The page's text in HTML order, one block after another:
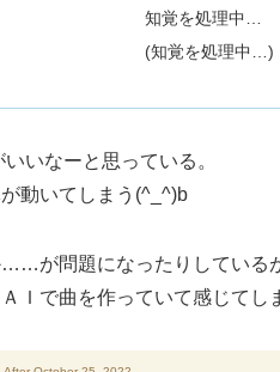
知覚を処理中…
(知覚を処理中…)
いなーと思っている。
動いてしまう(^_^)b
が問題になったりしている
で曲を作っていて感じてし